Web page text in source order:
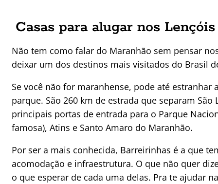
Casas para alugar nos
Não tem como falar do Maranhão sem pensar
deixar um dos destinos mais visitados do Brasil
Se você não for maranhense, pode até
parque. São 260 km de estrada que separam
principais portas de entrada para o Parque
famosa), Atins e Santo Amaro do Maranhão.
Por ser a mais conhecida, Barreirinhas é a que
acomodação e infraestrutura. O que não quer
o que esperar de cada uma delas. Pra te ajudar